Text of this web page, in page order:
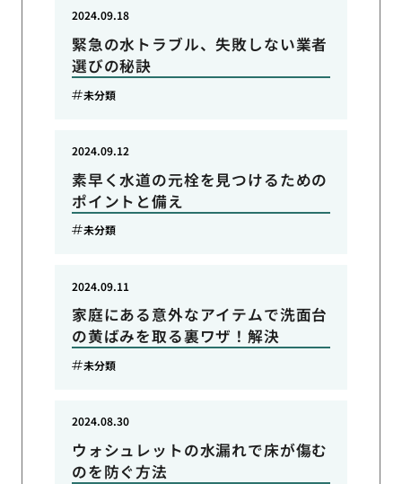
緊急の水トラブル、失敗しない業者
選びの秘訣
2024.09.18
未分類
素早く水道の元栓を見つけるための
ポイントと備え
2024.09.12
未分類
家庭にある意外なアイテムで洗面台
の黄ばみを取る裏ワザ！解決
2024.09.11
未分類
ウォシュレットの水漏れで床が傷む
のを防ぐ方法
2024.08.30